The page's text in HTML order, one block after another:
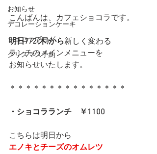
お知らせ
デコレーションケーキ
ショコラブログ
クリスマス予約
こんばんは、カフェショコラです。
明日7/2(木)から新しく変わる
ランチのメインメニューを
お知らせいたします。
＊＊＊＊＊＊＊＊＊＊＊＊＊＊＊
・ショコラランチ　￥1100
こちらは明日から
エノキとチーズのオムレツ